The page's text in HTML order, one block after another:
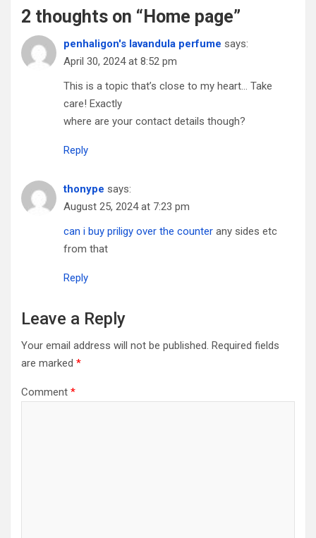
o
o
k
A
p
p
t
2 thoughts on “Home page”
penhaligon's lavandula perfume says:
April 30, 2024 at 8:52 pm
This is a topic that’s close to my heart… Take
care! Exactly
where are your contact details though?
Reply
thonype says:
August 25, 2024 at 7:23 pm
can i buy priligy over the counter any sides etc
from that
Reply
Leave a Reply
Your email address will not be published. Required fields
are marked *
Comment *